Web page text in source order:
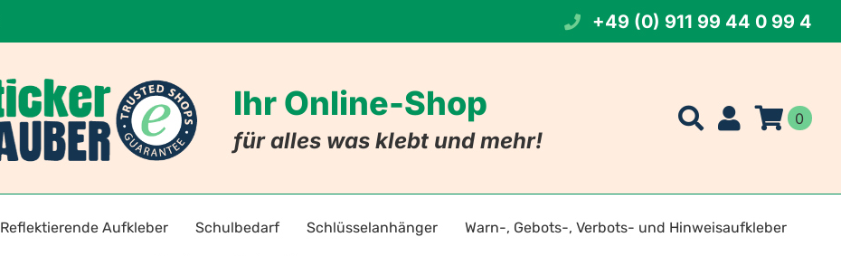
+49 (0) 911 99 44 0 99 4
Ihr Online-Shop
für alles was klebt und mehr!
0
Reflektierende Aufkleber Schulbedarf Schlüsselanhänger Warn-, Gebots-, Verbots- und Hinweisaufkleber